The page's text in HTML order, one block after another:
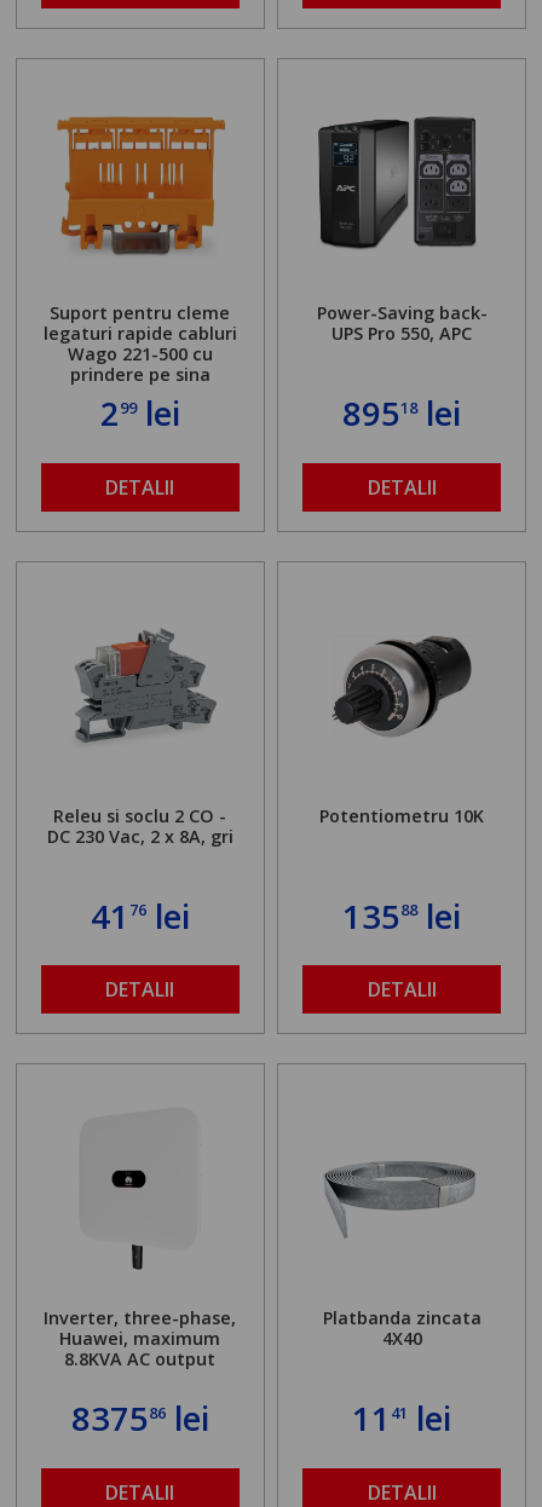
Suport pentru cleme
legaturi rapide cabluri
Wago 221-500 cu
prindere pe sina
299lei
DETALII
Power-Saving back-
UPS Pro 550, APC
89518lei
DETALII
Releu si soclu 2 CO -
DC 230 Vac, 2 x 8A, gri
41 76lei
DETALII
Potentiometru 10K
13588lei
DETALII
Inverter, three-phase,
Huawei, maximum
8.8KVA AC output
837586lei
DETALII
Platbanda zincata
4X40
11 41 lei
DETALII